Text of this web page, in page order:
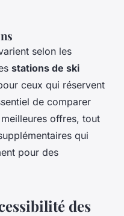
selon les
stations de ski
ceux qui réservent
de comparer
offres, tout
qui
pour des
des